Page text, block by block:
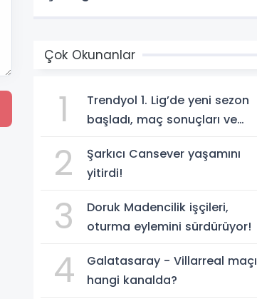
Çok Okunanlar
1
Trendyol 1. Lig’de yeni sezon
başladı, maç sonuçları ve
2
Şarkıcı Cansever yaşamını
yitirdi!
3
Doruk Madencilik işçileri,
oturma eylemini sürdürüyor!
4
Galatasaray - Villarreal maçı
hangi kanalda?